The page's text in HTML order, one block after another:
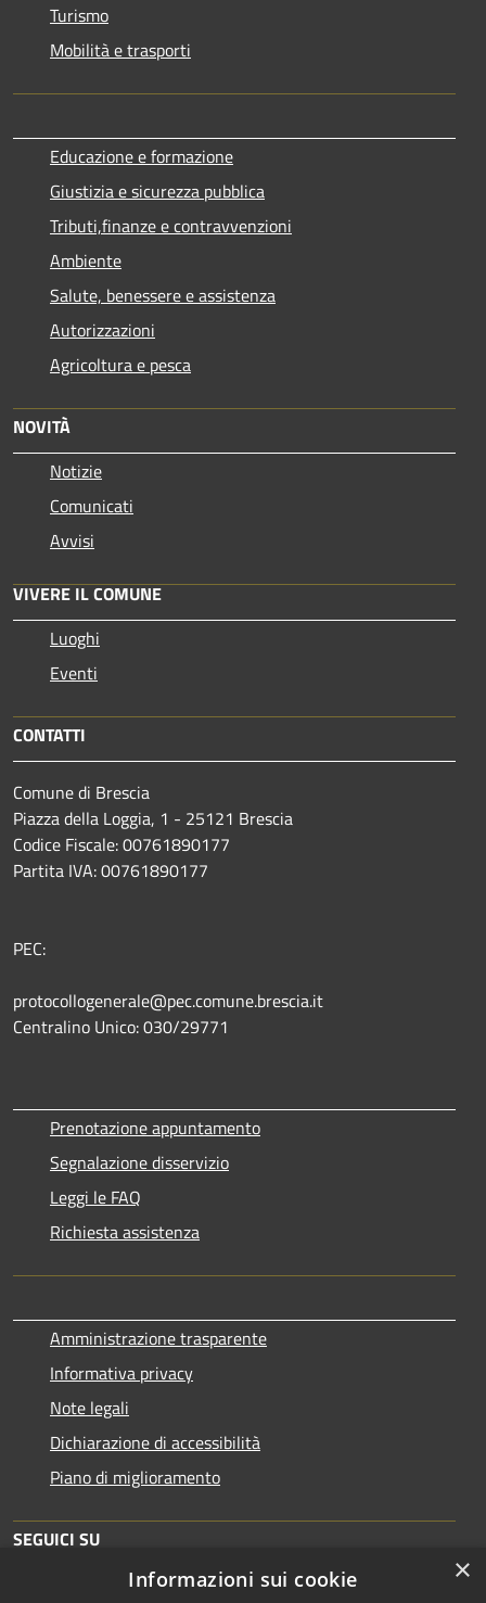
Turismo
Mobilità e trasporti
Educazione e formazione
Giustizia e sicurezza pubblica
Tributi,finanze e contravvenzioni
Ambiente
Salute, benessere e assistenza
Autorizzazioni
Agricoltura e pesca
NOVITÀ
Notizie
Comunicati
Avvisi
VIVERE IL COMUNE
Luoghi
Eventi
CONTATTI
Comune di Brescia
Piazza della Loggia, 1 - 25121 Brescia
Codice Fiscale: 00761890177
Partita IVA: 00761890177
PEC:
protocollogenerale@pec.comune.brescia.it
Centralino Unico: 030/29771
Prenotazione appuntamento
Segnalazione disservizio
Leggi le FAQ
Richiesta assistenza
Amministrazione trasparente
Informativa privacy
Note legali
Dichiarazione di accessibilità
Piano di miglioramento
SEGUICI SU
×
Informazioni sui cookie